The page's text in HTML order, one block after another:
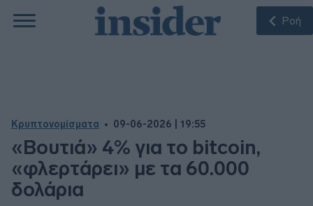
Ροή
Κρυπτονομίσματα 09-06-2026 | 19:55
«Βουτιά» 4% για το bitcoin,
«φλερτάρει» με τα 60.000
δολάρια